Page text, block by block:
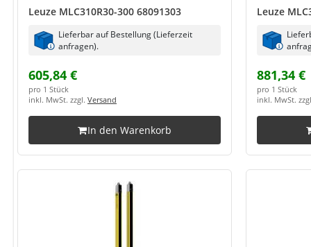
Leuze MLC310R30-300 68091303
Lieferbar auf Bestellung (Lieferzeit
anfragen).
605,84 €
pro 1 Stück
inkl. MwSt. zzgl. Versand
In den Warenkorb
Leuze
881,34 €
pro 1 Stück
inkl. MwSt.